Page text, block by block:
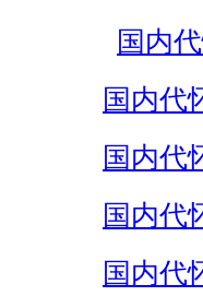
国内
国内代
国内代
国内代
国内代